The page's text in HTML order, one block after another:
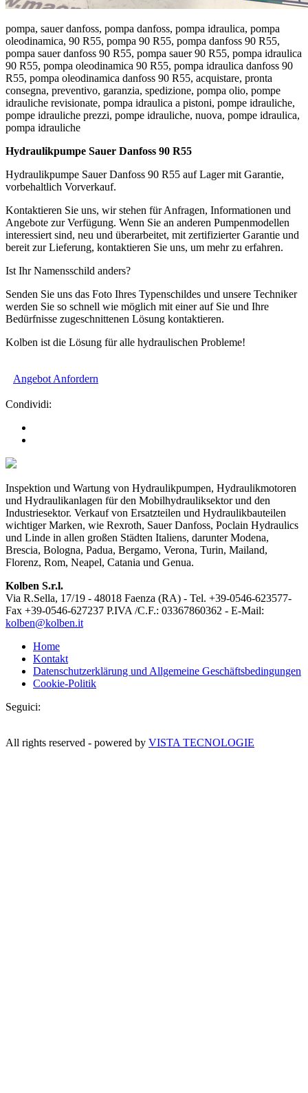
pompa, sauer danfoss, pompa danfoss, pompa idraulica, pompa
oleodinamica, 90 R55, pompa 90 R55, pompa danfoss 90 R55,
pompa sauer danfoss 90 R55, pompa sauer 90 R55, pompa idraulica
90 R55, pompa oleodinamica 90 R55, pompa idraulica danfoss 90
R55, pompa oleodinamica danfoss 90 R55, acquistare, pronta
consegna, preventivo, garanzia, spedizione, pompa olio, pompe
idrauliche revisionate, pompa idraulica a pistoni, pompe idrauliche,
pompe idrauliche prezzi, pompe idrauliche, nuova, pompe idraulica,
pompa idrauliche
Hydraulikpumpe Sauer Danfoss 90 R55
Hydraulikpumpe Sauer Danfoss 90 R55 auf Lager mit Garantie,
vorbehaltlich Vorverkauf.
Kontaktieren Sie uns, wir stehen für Anfragen, Informationen und
Angebote zur Verfügung. Wenn Sie an anderen Pumpenmodellen
interessiert sind, neu und überarbeitet, mit zertifizierter Garantie und
bereit zur Lieferung, kontaktieren Sie uns, um mehr zu erfahren.
Ist Ihr Namensschild anders?
Senden Sie uns das Foto Ihres Typenschildes und unsere Techniker
werden Sie so schnell wie möglich mit einer auf Sie und Ihre
Bedürfnisse zugeschnittenen Lösung kontaktieren.
Kolben ist die Lösung für alle hydraulischen Probleme!
Angebot Anfordern
Condividi:
Inspektion und Wartung von Hydraulikpumpen, Hydraulikmotoren
und Hydraulikanlagen für den Mobilhydrauliksektor und den
Industriesektor. Verkauf von Ersatzteilen und Hydraulikbauteilen
wichtiger Marken, wie Rexroth, Sauer Danfoss, Poclain Hydraulics
und Linde in allen großen Städten Italiens, darunter Modena,
Brescia, Bologna, Padua, Bergamo, Verona, Turin, Mailand,
Florenz, Rom, Neapel, Catania und Genua.
Kolben S.r.l.
Via R.Sella, 17/19 - 48018 Faenza (RA) - Tel. +39-0546-623577-
Fax +39-0546-627237 P.IVA /C.F.: 03367860362 - E-Mail:
kolben@kolben.it
Home
Kontakt
Datenschutzerklärung und Allgemeine Geschäftsbedingungen
Cookie-Politik
Seguici:
All rights reserved - powered by VISTA TECNOLOGIE